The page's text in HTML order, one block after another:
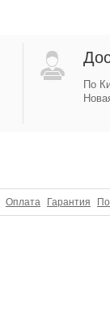
По
Оплата Гарантия